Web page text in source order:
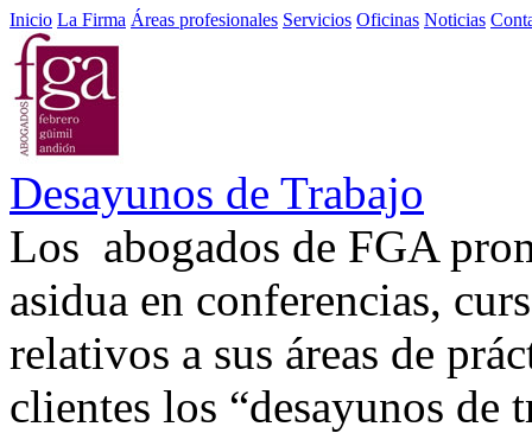
Inicio La Firma Áreas profesionales Servicios Oficinas Noticias
Desayunos de Trabajo
Los abogados de FGA
asidua en conferencias,
relativos a sus áreas de
clientes los “desayunos de